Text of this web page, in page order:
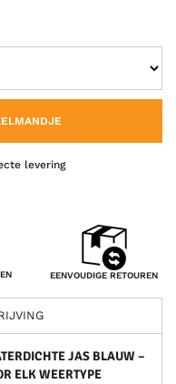
levering
EENVOUDIGE RETOUREN
JAS BLAUW –
ELK WEERTYPE